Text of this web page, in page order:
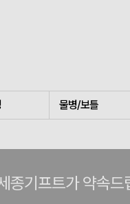
물병/보틀
종기프트가 약속드